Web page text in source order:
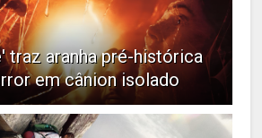
traz aranha pré-histórica
em cânion isolado